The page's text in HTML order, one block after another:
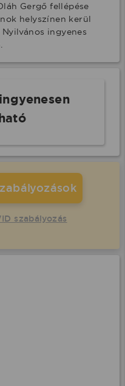
Gergő fellépése
helyszínen kerül
ingyenes
szabályozás